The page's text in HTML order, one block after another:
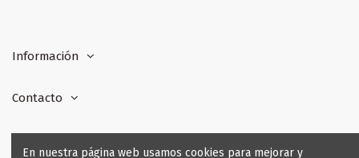
Información
Contacto
En nuestra página web usamos cookies para mejorar y